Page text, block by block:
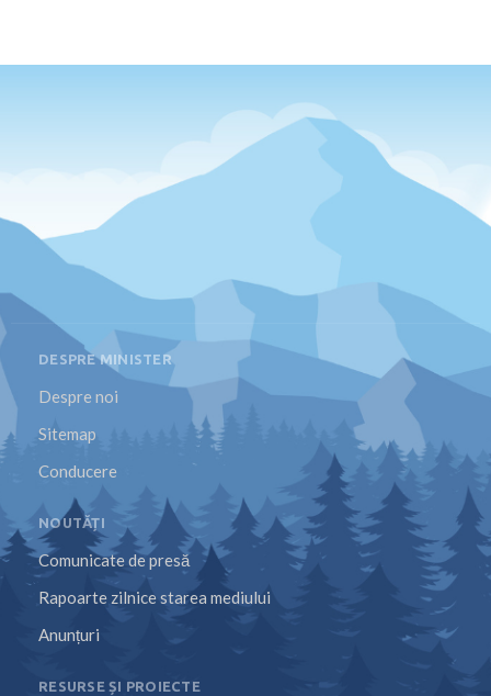
DESPRE MINISTER
Despre noi
Sitemap
Conducere
NOUTĂȚI
Comunicate de presă
Rapoarte zilnice starea mediului
Anunțuri
RESURSE ȘI PROIECTE